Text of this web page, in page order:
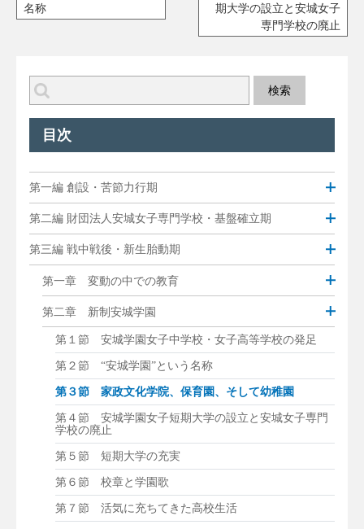
名称
期大学の設立と安城女子
専門学校の廃止
目次
第一編 創設・苦節力行期
第二編 財団法人安城女子専門学校・基盤確立期
第三編 戦中戦後・新生胎動期
第一章 変動の中での教育
第二章 新制安城学園
第１節 安城学園女子中学校・女子高等学校の発足
第２節 “安城学園”という名称
第３節 家政文化学院、保育園、そして幼稚園
第４節 安城学園女子短期大学の設立と安城女子専門
学校の廃止
第５節 短期大学の充実
第６節 校章と学園歌
第７節 活気に充ちてきた高校生活